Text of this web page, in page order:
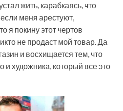
жить, карабкаясь, что
меня арестуют,
я покину этот чертов
не продаст мой товар. Да
и восхищается тем, что
и художника, который все это